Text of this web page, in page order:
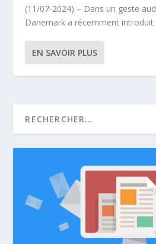
(11/07-2024) – Dans un geste
Danemark a récemment introduit
EN SAVOIR PLUS